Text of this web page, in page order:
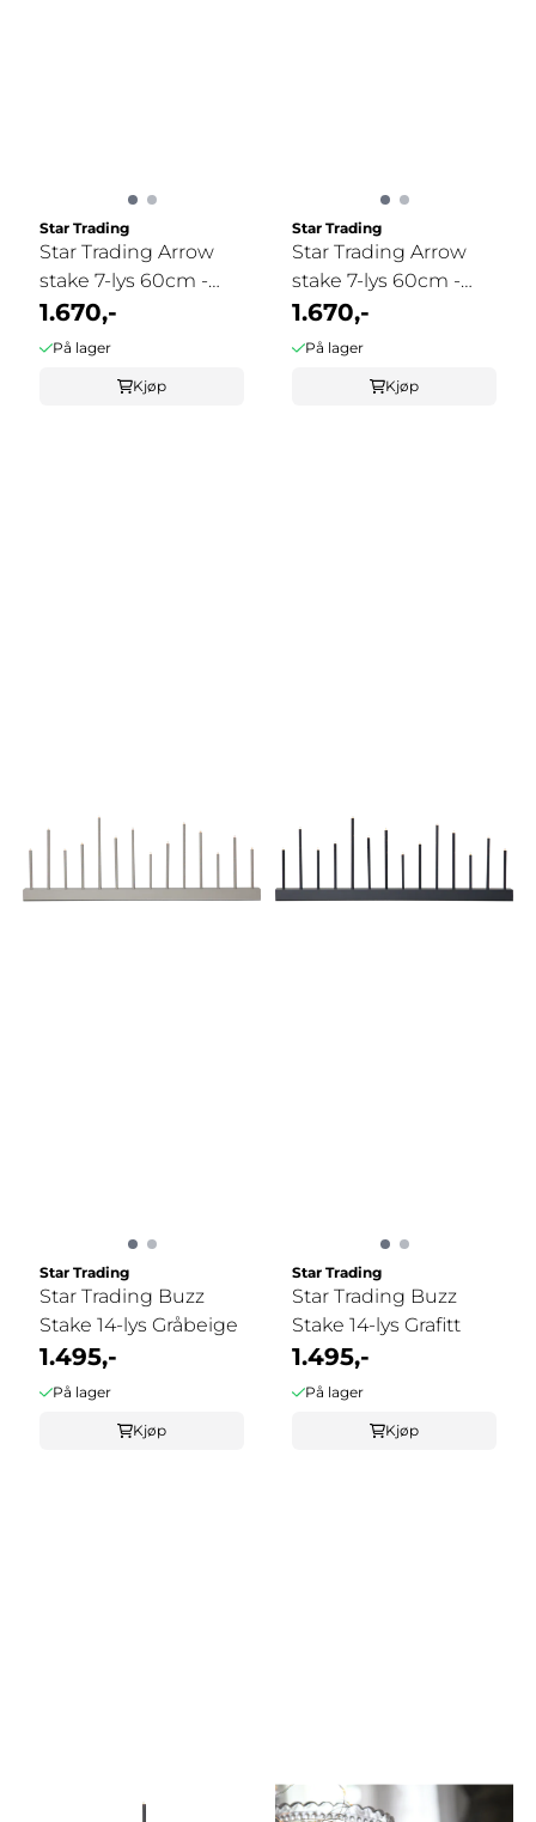
Star Trading
Star Trading Arrow
stake 7-lys 60cm -
elephant
1.670,-
På lager
Kjøp
Star Trading
Star Trading Arrow
stake 7-lys 60cm -
grafitt
1.670,-
På lager
Kjøp
Star Trading
Star Trading Buzz
Stake 14-lys Gråbeige
1.495,-
På lager
Kjøp
Star Trading
Star Trading Buzz
Stake 14-lys Grafitt
1.495,-
På lager
Kjøp